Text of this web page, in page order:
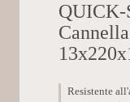
QUICK-
Resistente